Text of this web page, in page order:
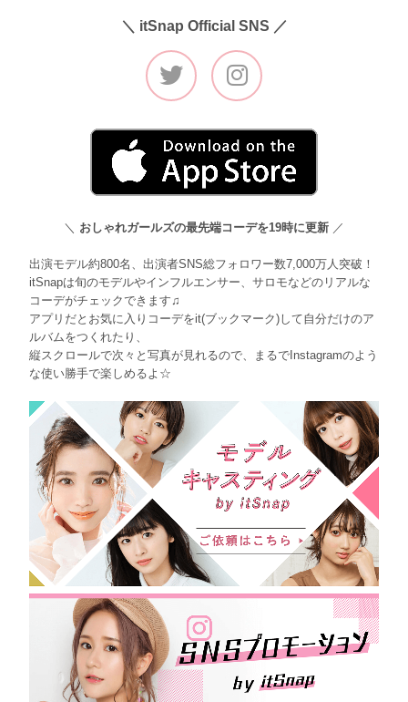
＼ itSnap Official SNS ／
＼ おしゃれガールズの最先端コーデを19時に更新 ／
出演モデル約800名、出演者SNS総フォロワー数7,000万人突破！
itSnapは旬のモデルやインフルエンサー、サロモなどのリアルな
コーデがチェックできます♫
アプリだとお気に入りコーデをit(ブックマーク)して自分だけのア
ルバムをつくれたり、
縦スクロールで次々と写真が見れるので、まるでInstagramのよう
な使い勝手で楽しめるよ☆